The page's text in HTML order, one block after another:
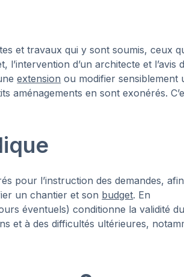
et travaux qui y sont soumis, ceux
d’un architecte et l’avis
extension ou modifier sensiblement
aménagements en sont exonérés.
pour l’instruction des demandes, afin
un chantier et son budget. En
éventuels) conditionne la validité du
et à des difficultés ultérieures,